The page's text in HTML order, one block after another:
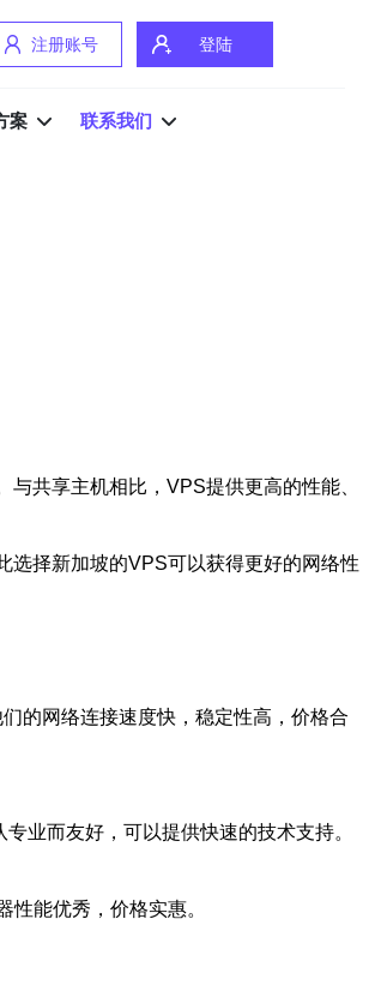
注册账号 登陆
案 联系我们
共享主机相比，VPS提供更高的性能、
选择新加坡的VPS可以获得更好的网络性
的网络连接速度快，稳定性高，价格合
业而友好，可以提供快速的技术支持。
能优秀，价格实惠。